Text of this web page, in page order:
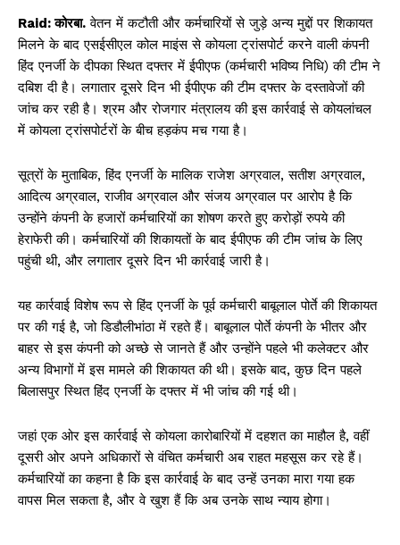
Raid: कोरबा. वेतन में कटौती और कर्मचारियों से जुड़े अन्य मुद्दों पर शिकायत
मिलने के बाद एसईसीएल कोल माइंस से कोयला ट्रांसपोर्ट करने वाली कंपनी
हिंद एनर्जी के दीपका स्थित दफ्तर में ईपीएफ (कर्मचारी भविष्य निधि) की टीम ने
दबिश दी है। लगातार दूसरे दिन भी ईपीएफ की टीम दफ्तर के दस्तावेजों की
जांच कर रही है। श्रम और रोजगार मंत्रालय की इस कार्रवाई से कोयलांचल
में कोयला ट्रांसपोर्टरों के बीच हड़कंप मच गया है।
सूत्रों के मुताबिक, हिंद एनर्जी के मालिक राजेश अग्रवाल, सतीश अग्रवाल,
आदित्य अग्रवाल, राजीव अग्रवाल और संजय अग्रवाल पर आरोप है कि
उन्होंने कंपनी के हजारों कर्मचारियों का शोषण करते हुए करोड़ों रुपये की
हेराफेरी की। कर्मचारियों की शिकायतों के बाद ईपीएफ की टीम जांच के लिए
पहुंची थी, और लगातार दूसरे दिन भी कार्रवाई जारी है।
यह कार्रवाई विशेष रूप से हिंद एनर्जी के पूर्व कर्मचारी बाबूलाल पोर्ते की शिकायत
पर की गई है, जो डिडौलीभांठा में रहते हैं। बाबूलाल पोर्ते कंपनी के भीतर और
बाहर से इस कंपनी को अच्छे से जानते हैं और उन्होंने पहले भी कलेक्टर और
अन्य विभागों में इस मामले की शिकायत की थी। इसके बाद, कुछ दिन पहले
बिलासपुर स्थित हिंद एनर्जी के दफ्तर में भी जांच की गई थी।
जहां एक ओर इस कार्रवाई से कोयला कारोबारियों में दहशत का माहौल है, वहीं
दूसरी ओर अपने अधिकारों से वंचित कर्मचारी अब राहत महसूस कर रहे हैं।
कर्मचारियों का कहना है कि इस कार्रवाई के बाद उन्हें उनका मारा गया हक
वापस मिल सकता है, और वे खुश हैं कि अब उनके साथ न्याय होगा।